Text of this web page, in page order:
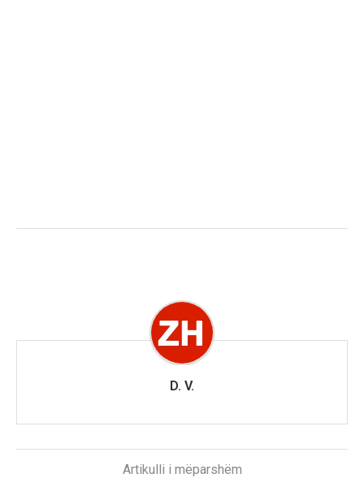
D. V.
Artikulli i mëparshëm